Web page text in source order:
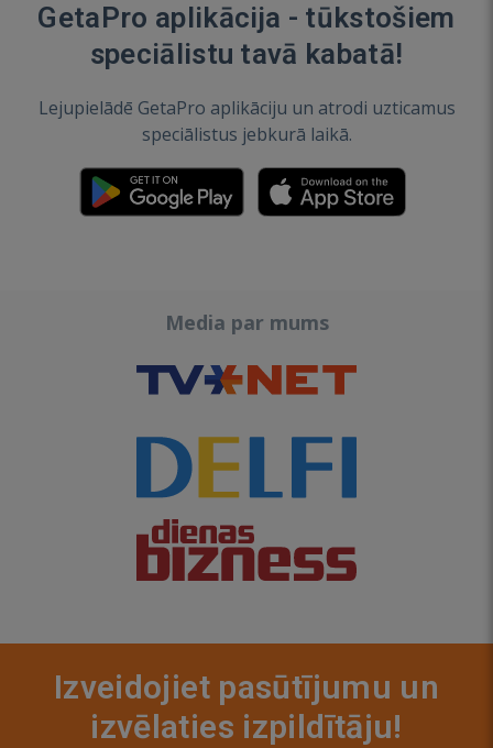
GetaPro aplikācija - tūkstošiem
speciālistu tavā kabatā!
Lejupielādē GetaPro aplikāciju un atrodi uzticamus
speciālistus jebkurā laikā.
Media par mums
Izveidojiet pasūtījumu un
izvēlaties izpildītāju!